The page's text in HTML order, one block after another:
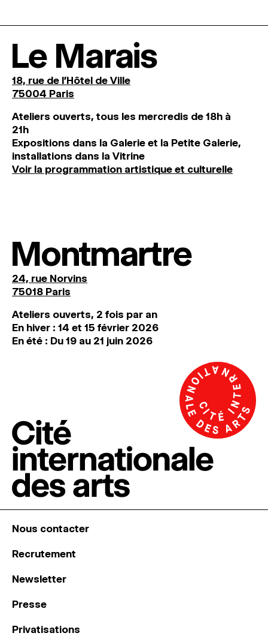
Le Marais
18, rue de l'Hôtel de Ville
75004 Paris
Ateliers ouverts, tous les mercredis de 18h à
21h
Expositions dans la Galerie et la Petite Galerie,
installations dans la Vitrine
Voir la programmation artistique et culturelle
Montmartre
24, rue Norvins
75018 Paris
Ateliers ouverts, 2 fois par an
En hiver : 14 et 15 février 2026
En été : Du 19 au 21 juin 2026
Nous contacter
Recrutement
Newsletter
Presse
Privatisations